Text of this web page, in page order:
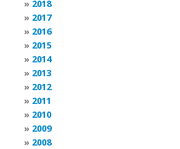
2018
2017
2016
2015
2014
2013
2012
2011
2010
2009
2008